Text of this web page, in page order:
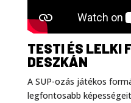
TESTI ÉS LELKI
DESZKÁN
A SUP-ozás játékos
legfontosabb